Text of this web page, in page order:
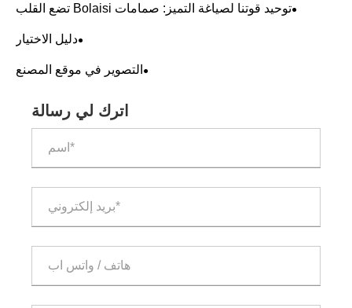
توحيد قوتنا لصياغة التميز: صمامات Bolaisi تضع القلب
والروح في كل صمام
دليل الاختيار
التصوير في موقع المصنع
اترك لي رسالة